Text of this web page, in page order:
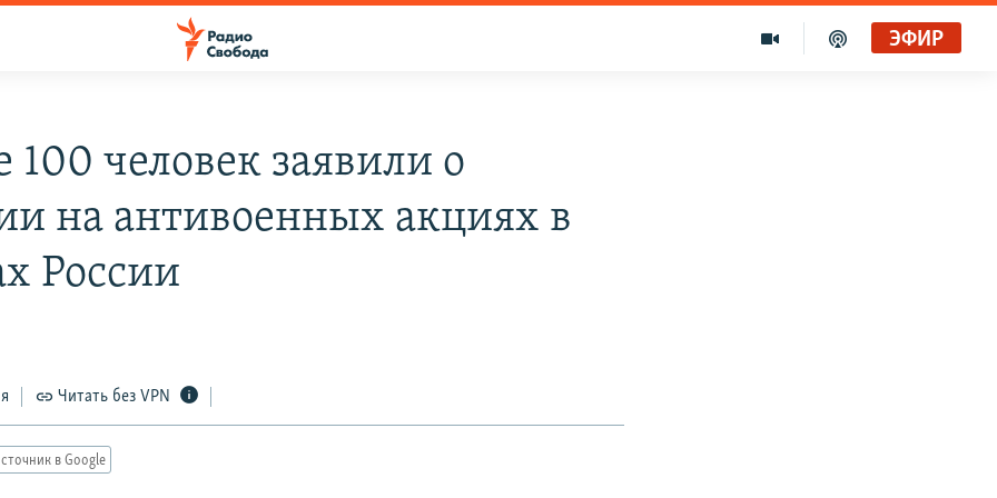
ЭФИР
человек заявили о
на антивоенных акциях в
России
Читать без VPN
в Google